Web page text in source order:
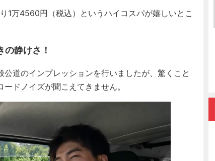
1万4560円（税込）というハイコスパが嬉しいとこ
静けさ！
道のインプレッションを行いましたが、驚くこと
ドノイズが聞こえてきません。